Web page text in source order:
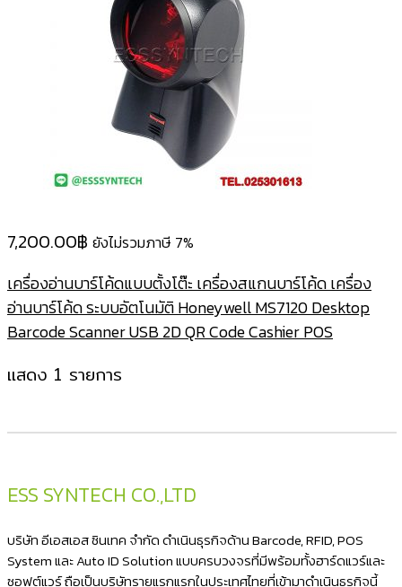
7,200.00฿ ยังไม่รวมภาษี 7%
เครื่องอ่านบาร์โค้ดแบบตั้งโต๊ะ เครื่องสแกนบาร์โค้ด เครื่อง
อ่านบาร์โค้ด ระบบอัตโนมัติ Honeywell MS7120 Desktop
Barcode Scanner USB 2D QR Code Cashier POS
แสดง 1 รายการ
ESS SYNTECH CO.,LTD
บริษัท อีเอสเอส ซินเทค จำกัด ดำเนินธุรกิจด้าน Barcode, RFID, POS
System และ Auto ID Solution แบบครบวงจรที่มีพร้อมทั้งฮาร์ดแวร์และ
ซอฟต์แวร์ ถือเป็นบริษัทรายแรกแรกในประเทศไทยที่เข้ามาดำเนินธุรกิจนี้